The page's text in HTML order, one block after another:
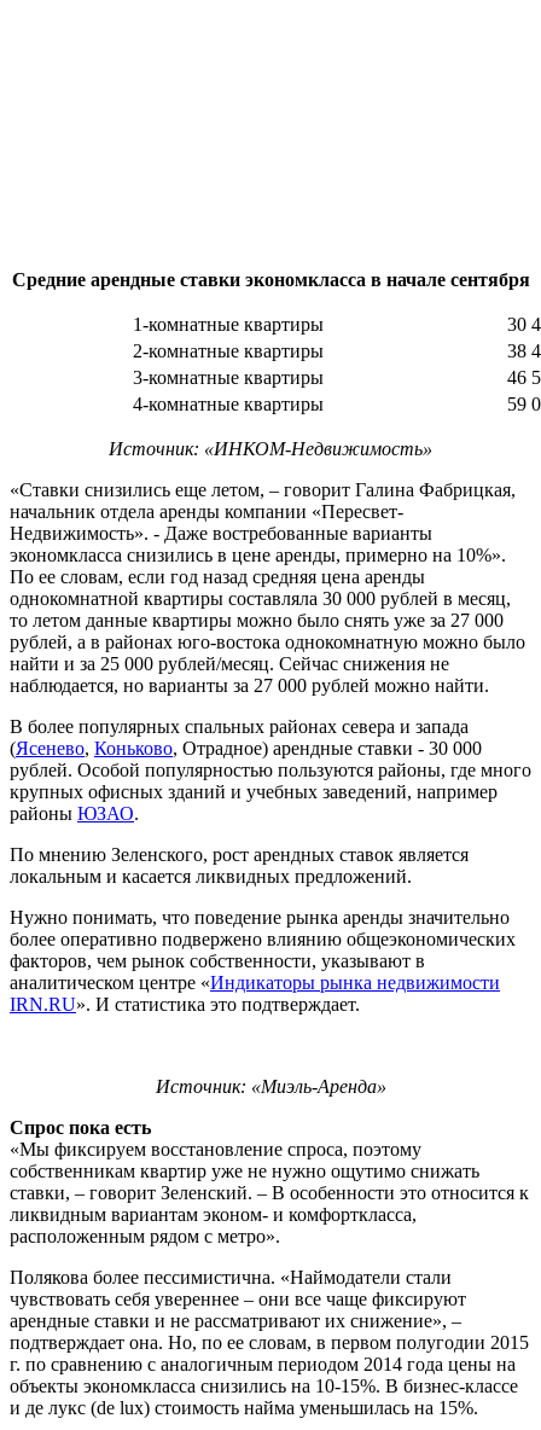
Средние арендные ставки экономкласса в начале сентября
1-комнатные квартиры
30
2-комнатные квартиры
38
3-комнатные квартиры
46
4-комнатные квартиры
59
Источник: «ИНКОМ-Недвижимость»
«Ставки снизились еще летом, – говорит Галина Фабрицкая,
начальник отдела аренды компании «Пересвет-
Недвижимость». - Даже востребованные варианты
экономкласса снизились в цене аренды, примерно на 10%».
По ее словам, если год назад средняя цена аренды
однокомнатной квартиры составляла 30 000 рублей в месяц,
то летом данные квартиры можно было снять уже за 27 000
рублей, а в районах юго-востока однокомнатную можно было
найти и за 25 000 рублей/месяц. Сейчас снижения не
наблюдается, но варианты за 27 000 рублей можно найти.
В более популярных спальных районах севера и запада
(Ясенево, Коньково, Отрадное) арендные ставки - 30 000
рублей. Особой популярностью пользуются районы, где много
крупных офисных зданий и учебных заведений, например
районы ЮЗАО.
По мнению Зеленского, рост арендных ставок является
локальным и касается ликвидных предложений.
Нужно понимать, что поведение рынка аренды значительно
более оперативно подвержено влиянию общеэкономических
факторов, чем рынок собственности, указывают в
аналитическом центре «Индикаторы рынка недвижимости
IRN.RU». И статистика это подтверждает.
Источник: «Миэль-Аренда»
Спрос пока есть
«Мы фиксируем восстановление спроса, поэтому
собственникам квартир уже не нужно ощутимо снижать
ставки, – говорит Зеленский. – В особенности это относится к
ликвидным вариантам эконом- и комфорткласса,
расположенным рядом с метро».
Полякова более пессимистична. «Наймодатели стали
чувствовать себя увереннее – они все чаще фиксируют
арендные ставки и не рассматривают их снижение», –
подтверждает она. Но, по ее словам, в первом полугодии 2015
г. по сравнению с аналогичным периодом 2014 года цены на
объекты экономкласса снизились на 10-15%. В бизнес-классе
и де лукс (de lux) стоимость найма уменьшилась на 15%.